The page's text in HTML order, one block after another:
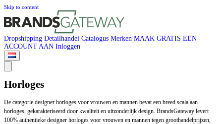
Skip to content
Dropshipping Detailhandel Catalogus Merken MAAK GRATIS EEN
ACCOUNT AAN Inloggen
Horloges
De categorie designer horloges voor vrouwen en mannen bevat een breed scala aan
horloges, gekarakteriseerd door kwaliteit en uitzonderlijk design. BrandsGateway levert
100% authentieke designer horloges voor vrouwen en mannen tegen groothandelprijzen,